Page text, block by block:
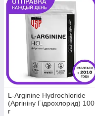
L-Arginine Hydrochloride
(Аргініну Гідрохлорид) 100
г